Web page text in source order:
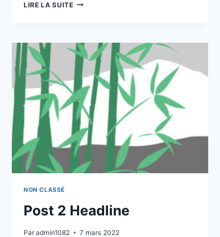
LIRE LA SUITEPOST
NON CLASSÉ
Post 2 Headline
Paradmin1082 7 mars 2022